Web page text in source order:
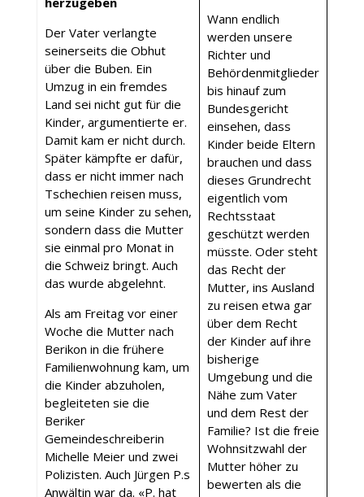
Der Vater verlangte
seinerseits die Obhut
über die Buben. Ein
Umzug in ein fremdes
Land sei nicht gut für die
Kinder, argumentierte er.
Damit kam er nicht durch.
Später kämpfte er dafür,
dass er nicht immer nach
Tschechien reisen muss,
um seine Kinder zu sehen,
sondern dass die Mutter
sie einmal pro Monat in
die Schweiz bringt. Auch
das wurde abgelehnt.
Als am Freitag vor einer
Woche die Mutter nach
Berikon in die frühere
Familienwohnung kam, um
die Kinder abzuholen,
begleiteten sie die
Beriker
Gemeindeschreiberin
Michelle Meier und zwei
Polizisten. Auch Jürgen P.s
Anwältin war da. «P. hat
Wann endlich
werden unsere
Richter und
Behördenmitglieder
bis hinauf zum
Bundesgericht
einsehen, dass
Kinder beide Eltern
brauchen und dass
dieses Grundrecht
eigentlich vom
Rechtsstaat
geschützt werden
müsste. Oder steht
das Recht der
Mutter, ins Ausland
zu reisen etwa gar
über dem Recht
der Kinder auf ihre
bisherige
Umgebung und die
Nähe zum Vater
und dem Rest der
Familie? Ist die freie
Wohnsitzwahl der
Mutter höher zu
bewerten als die